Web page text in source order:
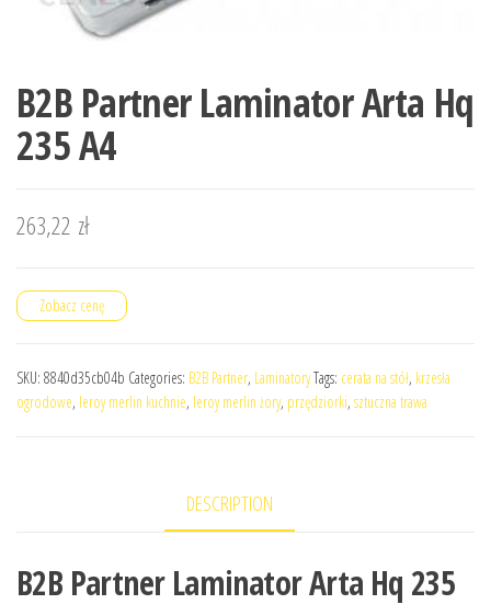
B2B Partner Laminator Arta Hq
235 A4
263,22 zł
Zobacz cenę
SKU: 8840d35cb04b Categories: B2B Partner, LaminatoryTags: cerata na stół, krzesła
ogrodowe, leroy merlin kuchnie, leroy merlin żory, przędziorki, sztuczna trawa
DESCRIPTION
B2B Partner Laminator Arta Hq 235